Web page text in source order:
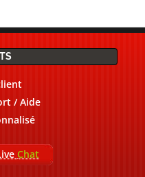
/ Aide
Chat